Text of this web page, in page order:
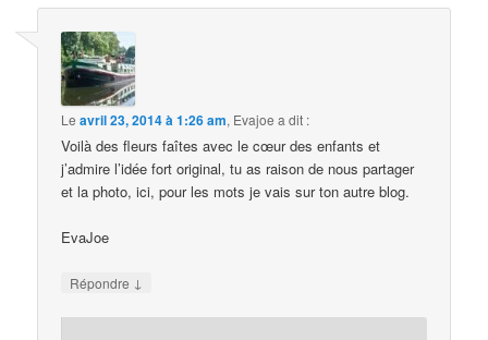
Leavril 23, 2014 à 1:26 am, Evajoe a dit :
Voilà des fleurs faîtes avec le cœur des enfants et
j’admire l’idée fort original, tu as raison de nous partager
et la photo, ici, pour les mots je vais sur ton autre blog.
EvaJoe
Répondre ↓